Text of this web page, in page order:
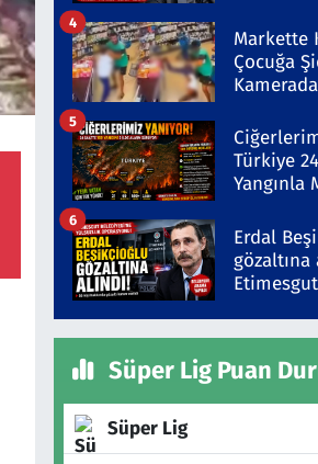
Markette
Çocuğa
Şüpheli
4
Türkiye
Yangınla
5
Erdal
gözaltına
Etimesgut
6
Süper Lig Puan
Süper Lig